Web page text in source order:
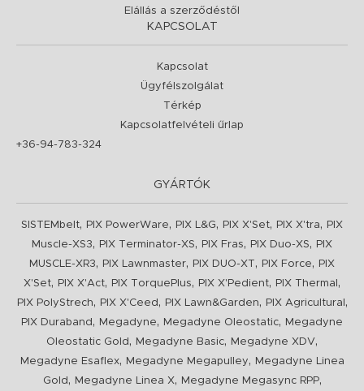
Elállás a szerződéstől
KAPCSOLAT
Kapcsolat
Ügyfélszolgálat
Térkép
Kapcsolatfelvételi űrlap
+36-94-783-324
GYÁRTÓK
SISTEMbelt, PIX PowerWare, PIX L&G, PIX X'Set, PIX X'tra,
PIX
Muscle-XS3, PIX Terminator-XS, PIX Fras, PIX Duo-XS,
PIX
MUSCLE-XR3, PIX Lawnmaster, PIX DUO-XT, PIX Force,
PIX
X'Set, PIX X'Act, PIX TorquePlus, PIX X'Pedient, PIX Thermal ,
PIX PolyStrech, PIX X'Ceed , PIX Lawn&Garden, PIX Agricultural ,
PIX Duraband , Megadyne, Megadyne Oleostatic,
Megadyne
Oleostatic Gold , Megadyne Basic, Megadyne XDV,
Megadyne Esaflex, Megadyne Megapulley,
Megadyne Linea
Gold , Megadyne Linea X, Megadyne Megasync RPP,